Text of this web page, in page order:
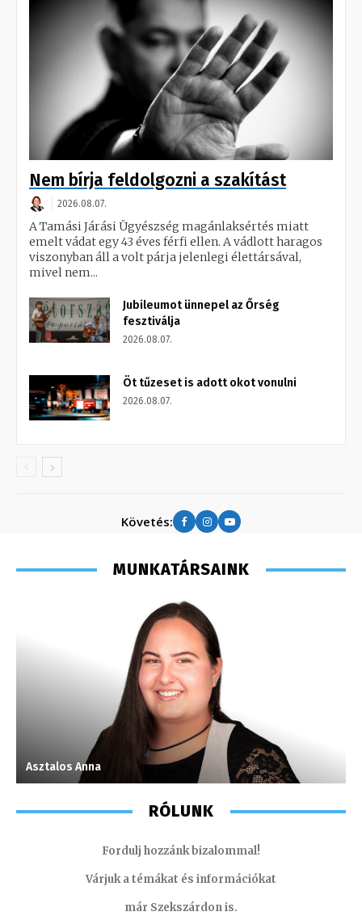
Nem bírja feldolgozni a szakítást
2026.08.07.
A Tamási Járási Ügyészség magánlaksértés miatt
emelt vádat egy 43 éves férfi ellen. A vádlott haragos
viszonyban áll a volt párja jelenlegi élettársával,
mivel nem...
Jubileumot ünnepel az Őrség
fesztiválja
2026.08.07.
Öt tűzeset is adott okot vonulni
2026.08.07.
Követés:
MUNKATÁRSAINK
Asztalos Anna
RÓLUNK
Fordulj hozzánk bizalommal!
Várjuk a témákat és információkat
már Szekszárdon is.